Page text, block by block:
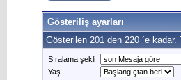
Gösteriliş ayarları
Gösterilen 201 den 220 ´e
Sıralama şekli
Yaş